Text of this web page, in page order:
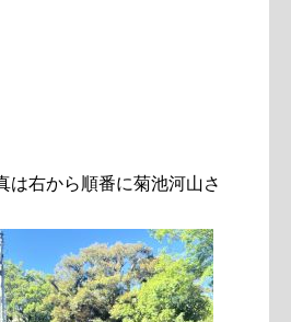
右から順番に菊池河山さ